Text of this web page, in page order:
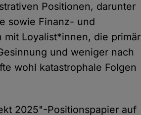
Positionen, darunter
sowie Finanz- und
mit Loyalist*innen, die primär
und weniger nach
wohl katastrophale Folgen
2025"-Positionspapier auf